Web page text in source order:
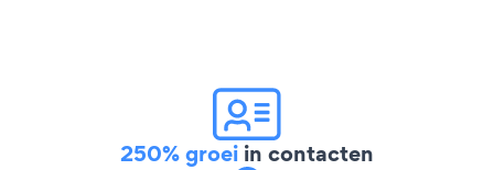
250% groei in contacten